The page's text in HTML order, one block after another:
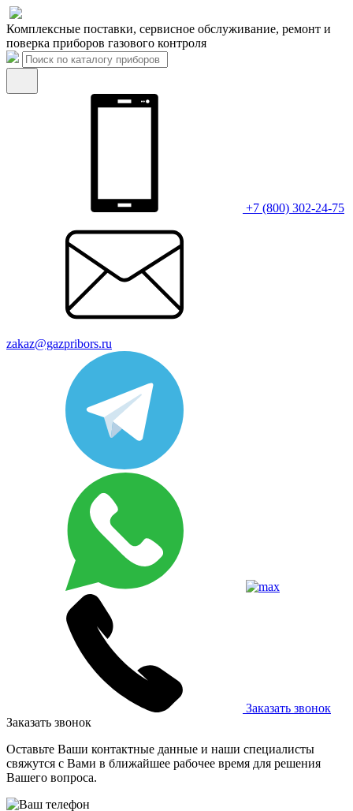
Комплексные поставки, сервисное обслуживание, ремонт и
поверка приборов газового контроля
+7 (800) 302-24-75
zakaz@gazpribors.ru
Заказать звонок
Заказать звонок
Оставьте Ваши контактные данные и наши специалисты
свяжутся с Вами в ближайшее рабочее время для решения
Вашего вопроса.